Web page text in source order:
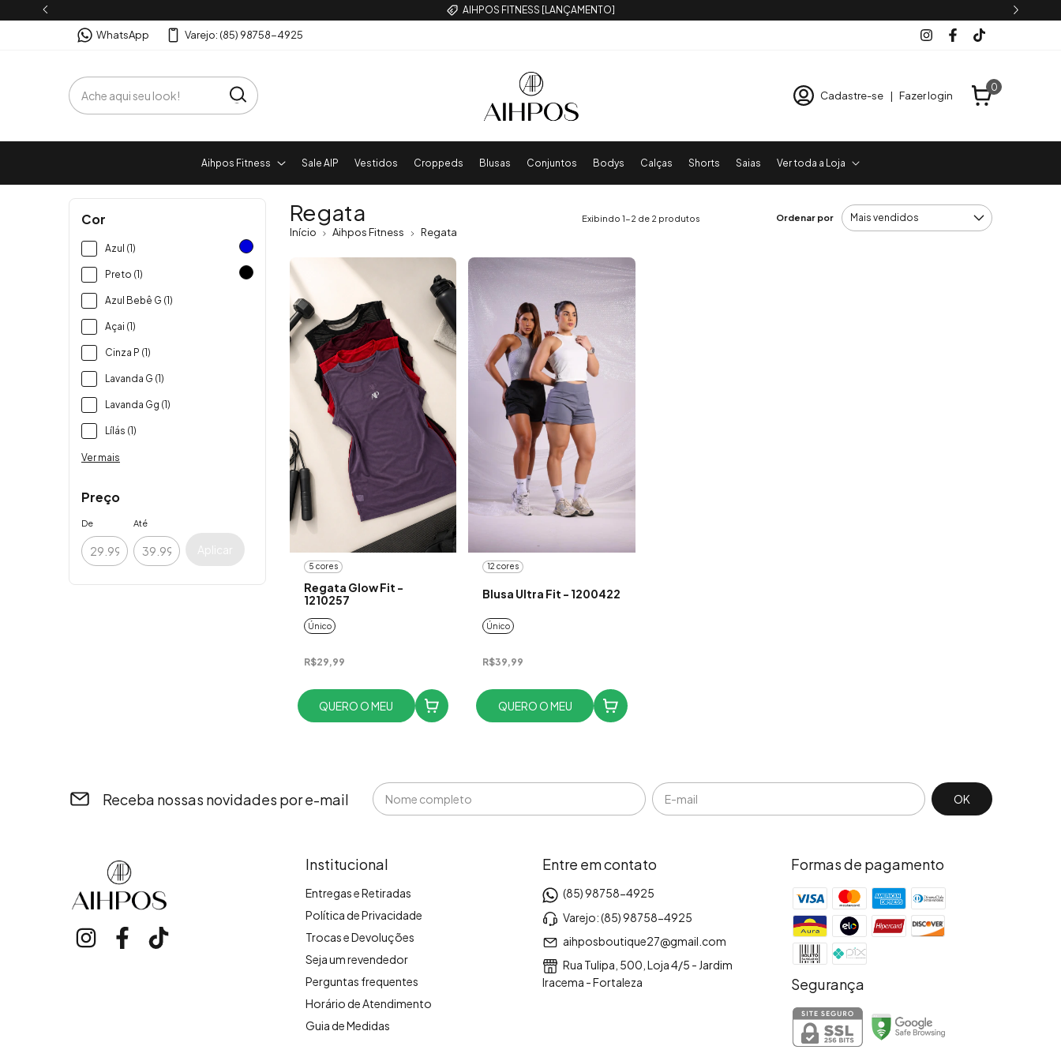
AIHPOS FITNESS [LANÇAMENTO]
WhatsApp Varejo: (85) 98758-4925
Cadastre-se | Fazer login
0
Aihpos Fitness Sale AIP Vestidos Croppeds Blusas Conjuntos Bodys Calças Shorts Saias Ver toda a Loja
Cor
Azul (1)
Preto (1)
Azul Bebê G (1)
Açai (1)
Cinza P (1)
Lavanda G (1)
Lavanda Gg (1)
Lílás (1)
Ver mais
Preço
De Até
Aplicar
Regata
Início Aihpos Fitness Regata
Exibindo 1-2 de 2 produtos Ordenar por
5 cores
Regata Glow Fit -
1210257
Único
R$29,99
QUERO O MEU
12 cores
Blusa Ultra Fit - 1200422
Único
R$39,99
QUERO O MEU
Receba nossas novidades por e-mail
Institucional
Entregas e Retiradas
Política de Privacidade
Trocas e Devoluções
Seja um revendedor
Perguntas frequentes
Horário de Atendimento
Guia de Medidas
Entre em contato
(85) 98758-4925
Varejo: (85) 98758-4925
aihposboutique27@gmail.com
Rua Tulipa, 500, Loja 4/5 - Jardim
Iracema - Fortaleza
Formas de pagamento
Segurança